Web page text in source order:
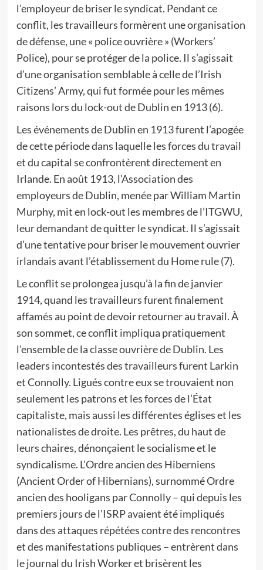
l’employeur de briser le syndicat. Pendant ce
conflit, les travailleurs formèrent une organisation
de défense, une « police ouvrière » (Workers’
Police), pour se protéger de la police. Il s’agissait
d’une organisation semblable à celle de l’Irish
Citizens’ Army, qui fut formée pour les mêmes
raisons lors du lock-out de Dublin en 1913 (6).
Les événements de Dublin en 1913 furent l’apogée
de cette période dans laquelle les forces du travail
et du capital se confrontèrent directement en
Irlande. En août 1913, l’Association des
employeurs de Dublin, menée par William Martin
Murphy, mit en lock-out les membres de l’ITGWU,
leur demandant de quitter le syndicat. Il s’agissait
d’une tentative pour briser le mouvement ouvrier
irlandais avant l’établissement du Home rule (7).
Le conflit se prolongea jusqu’à la fin de janvier
1914, quand les travailleurs furent finalement
affamés au point de devoir retourner au travail. À
son sommet, ce conflit impliqua pratiquement
l’ensemble de la classe ouvrière de Dublin. Les
leaders incontestés des travailleurs furent Larkin
et Connolly. Ligués contre eux se trouvaient non
seulement les patrons et les forces de l’État
capitaliste, mais aussi les différentes églises et les
nationalistes de droite. Les prêtres, du haut de
leurs chaires, dénonçaient le socialisme et le
syndicalisme. L’Ordre ancien des Hiberniens
(Ancient Order of Hibernians), surnommé Ordre
ancien des hooligans par Connolly – qui depuis les
premiers jours de l’ISRP avaient été impliqués
dans des attaques répétées contre des rencontres
et des manifestations publiques – entrèrent dans
le journal du Irish Worker et brisèrent les